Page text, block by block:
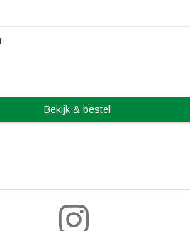
Bekijk & bestel